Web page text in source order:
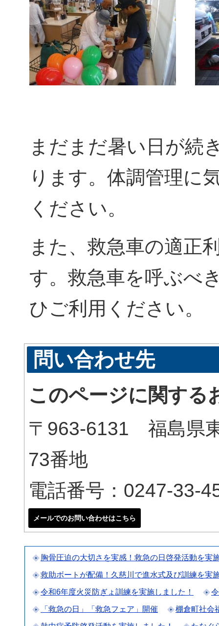
まだまだ暑い日が続
ります。体調管理に
ください。
また、救急車の適正
す。救急車を呼ぶべ
ひご利用ください。
問い合わせ先
このページに関する
〒963-6131 福島県
73番地
電話番号：0247-33-
メールでのお問い合わせはこちら
胸骨圧迫の大切さを実感！救急の日啓発活動を実
救助ボートが配備！久慈川で進水式及び訓練を実
令和6年度火災防ぎょ訓練を実施しました！
「救急の日」「救急フェア」開催 棚倉町社会